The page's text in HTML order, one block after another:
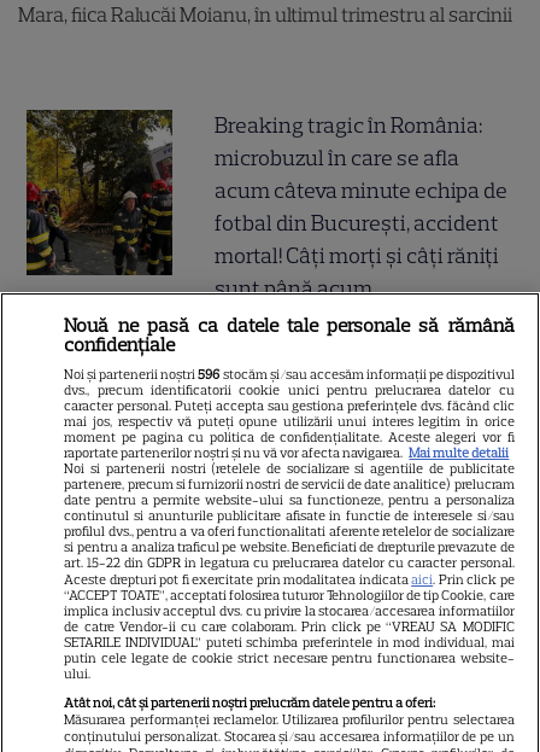
Mara, fiica Ralucăi Moianu, în ultimul trimestru al sarcinii
Breaking tragic în România:
microbuzul în care se afla
acum câteva minute echipa de
fotbal din București, accident
mortal! Câți morți și câți răniți
sunt până acum
stat dacă-ți îngrijești părinții,
bunicii sau pe cineva vârstnic
din familie. Acum s-a decis!
Cum trebuie să procedezi
Jorge, revoltat după ce și-a
găsit apartamentul de la mare
devastat. Ce au lăsat în urmă
turiștii este strigător la Cer
Nouă ne pasă ca datele tale personale să rămână
confidențiale
Noi și partenerii noștri596 stocăm și/sau accesăm informații pe dispozitivul
dvs., precum identificatorii cookie unici pentru prelucrarea datelor cu
caracter personal. Puteți accepta sau gestiona preferințele dvs. făcând clic
mai jos, respectiv vă puteți opune utilizării unui interes legitim în orice
moment pe pagina cu politica de confidențialitate. Aceste alegeri vor fi
raportate partenerilor noștri și nu vă vor afecta navigarea. Mai multe detalii
Noi si partenerii nostri (retelele de socializare si agentiile de publicitate
partenere, precum si furnizorii nostri de servicii de date analitice) prelucram
date pentru a permite website-ului sa functioneze, pentru a personaliza
continutul si anunturile publicitare afisate in functie de interesele si/sau
profilul dvs., pentru a va oferi functionalitati aferente retelelor de socializare
si pentru a analiza traficul pe website. Beneficiati de drepturile prevazute de
art. 15-22 din GDPR in legatura cu prelucrarea datelor cu caracter personal.
Aceste drepturi pot fi exercitate prin modalitatea indicataaici. Prin click pe
“ACCEPT TOATE”, acceptati folosirea tuturor Tehnologiilor de tip Cookie, care
implica inclusiv acceptul dvs. cu privire la stocarea/accesarea informatiilor
de catre Vendor-ii cu care colaboram. Prin click pe “VREAU SA MODIFIC
SETARILE INDIVIDUAL” puteti schimba preferintele in mod individual, mai
putin cele legate de cookie strict necesare pentru functionarea website-
ului.
Atât noi, cât și partenerii noștri prelucrăm datele pentru a oferi:
Măsurarea performanței reclamelor. Utilizarea profilurilor pentru selectarea
conținutului personalizat. Stocarea și/sau accesarea informațiilor de pe un